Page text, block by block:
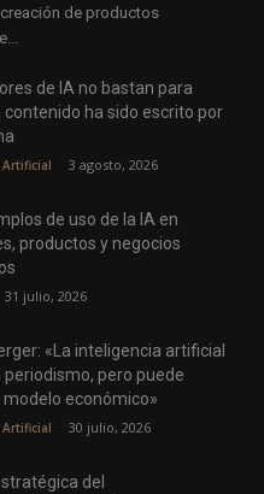
de productos
de IA no bastan para
contenido ha sido escrito por
3 agosto, 2026
de uso de la IA en
productos y negocios
31 julio, 2026
«La inteligencia artificial
periodismo, pero puede
económico»
30 julio, 2026
del